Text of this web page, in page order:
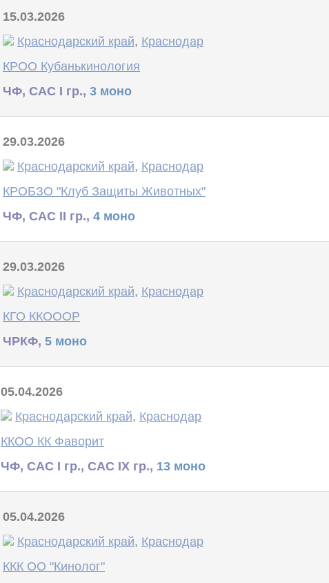
15.03.2026
Краснодарский край, Краснодар
КРОО Кубанькинология
ЧФ, САС I гр., 3 моно
29.03.2026
Краснодарский край, Краснодар
КРОБЗО "Клуб Защиты Животных"
ЧФ, САС II гр., 4 моно
29.03.2026
Краснодарский край, Краснодар
КГО ККОООР
ЧРКФ, 5 моно
05.04.2026
Краснодарский край, Краснодар
ККОО КК Фаворит
ЧФ, САС I гр., САС IX гр., 13 моно
05.04.2026
Краснодарский край, Краснодар
ККК ОО "Кинолог"